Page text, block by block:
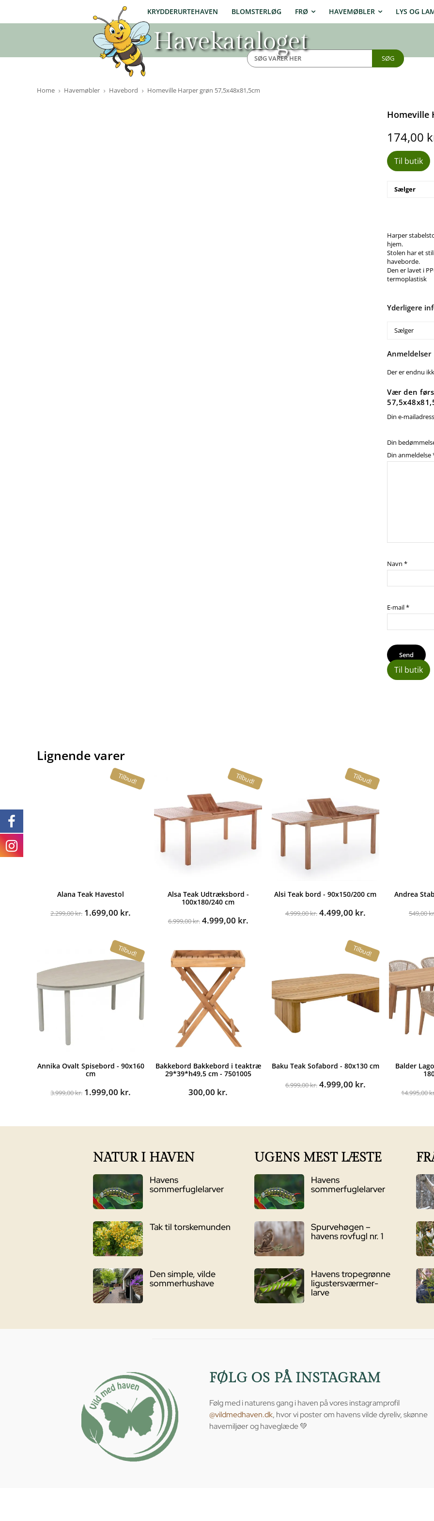
KRYDDERURTEHAVEN BLOMSTERLØG FRØ HAVEMØBLER LYS OG
Havekataloget
SØG
Home Havemøbler Havebord Homeville Harper grøn 57,5x48x81,5cm
Homeville
174,00
Til butik
Sælger
Harper
hjem.
Stolen har et
haveborde.
Den er lavet i
termoplastisk
Yderligere
Sælger
Anmeldelser
Der er endnu
Vær den
Din e-
Din
Din anmeldelse
Navn*
E-mail*
Til butik
Lignende varer
Tilbud!
Alana Teak Havestol
2.299,00kr. Den
2.299,00 kr..
1.699,00 kr.
1.699,00 kr..
Tilbud!
Alsa Teak Udtræksbord -
100x180/240 cm
6.999,00kr. Den
var:
6.999,00 kr..
4.999,00 kr.
Tilbud!
Alsi Teak bord - 90x150/200 cm
4.999,00kr. Den
4.999,00 kr..
4.499,00 kr.
4.499,00 kr..
Andrea
549,00
Tilbud!
Annika Ovalt Spisebord - 90x160
cm
3.999,00kr. Den
1.999,00 kr.
Bakkebord Bakkebord i teaktræ
29*39*h49,5 cm - 7501005
300,00 kr.
Tilbud!
Baku Teak Sofabord - 80x130 cm
6.999,00kr. Den
4.999,00 kr.Den
Balder
14.995,00
NATUR I HAVEN
Havens
sommerfuglelarver
Tak til torskemunden
Den simple, vilde
sommerhushave
UGENS MEST LÆSTE
Havens
sommerfuglelarver
Spurvehøgen –
havens rovfugl nr. 1
Havens tropegrønne
ligustersværmer-
larve
FØLG OS PÅ INSTAGRAM
Følg med i naturens gang i haven på vores instagramprofil
@vildmedhaven.dk, hvor vi poster om havens vilde dyreliv, skønne
havemiljøer og haveglæde 💚